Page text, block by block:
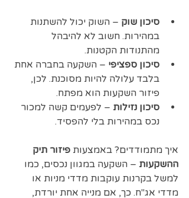
סיכון שוק – השוק יכול להשתנות
במהירות. חשוב לא להיבהל
מהתנודות הקטנות.
סיכון ספציפי – השקעה בחברה אחת
בלבד עלולה להיות מסוכנת. לכן,
פיזור השקעות הוא מפתח.
סיכון נזילות – לפעמים קשה למכור
נכס במהירות בלי להפסיד.
איך מתמודדים? באמצעות פיזור תיק
ההשקעות – השקעה במגוון נכסים, כמו
למשל בקרנות עוקבות מדדי מניות או
מדדי אג"ח. כך, אם מנייה אחת יורדת,